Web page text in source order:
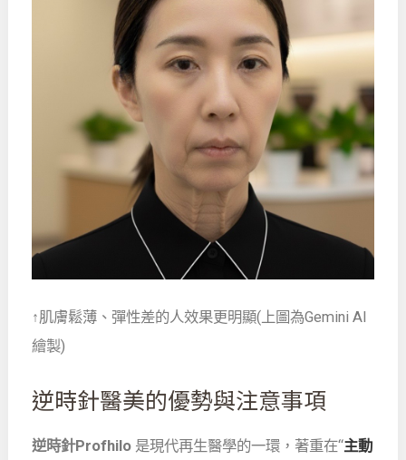
↑肌膚鬆薄、彈性差的人效果更明顯(上圖為Gemini AI
繪製)
逆時針醫美的優勢與注意事項
逆時針Profhilo 是現代再生醫學的一環，著重在“主動